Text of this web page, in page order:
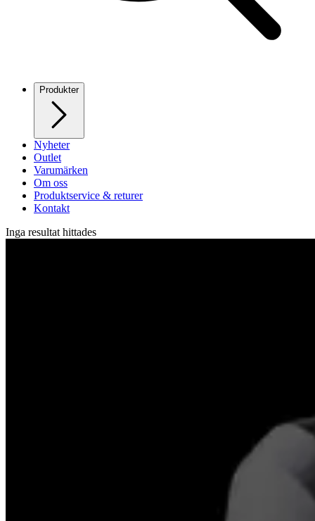
Produkter
Nyheter
Outlet
Varumärken
Om oss
Produktservice & returer
Kontakt
Inga resultat hittades